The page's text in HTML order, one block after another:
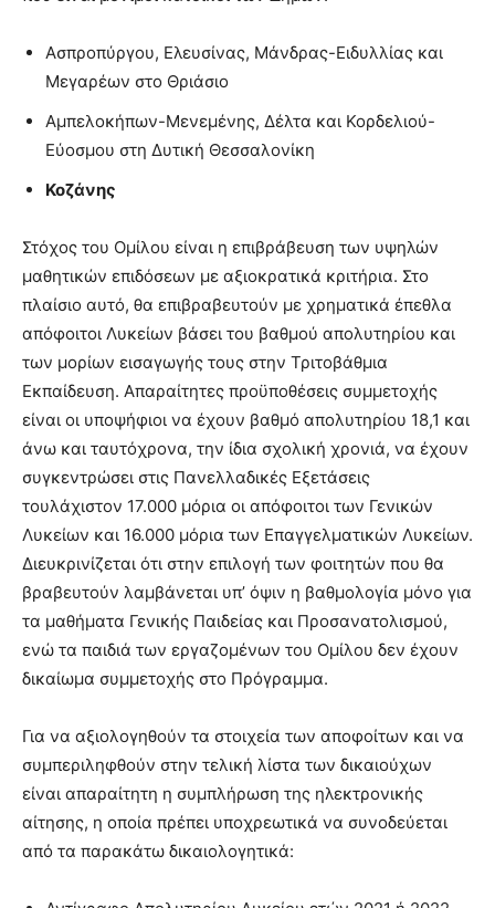
Ασπροπύργου, Ελευσίνας, Μάνδρας-Ειδυλλίας και
Μεγαρέων στο Θριάσιο
Αμπελοκήπων-Μενεμένης, Δέλτα και Κορδελιού-
Εύοσμου στη Δυτική Θεσσαλονίκη
Κοζάνης
Στόχος του Ομίλου είναι η επιβράβευση των υψηλών
μαθητικών επιδόσεων με αξιοκρατικά κριτήρια. Στο
πλαίσιο αυτό, θα επιβραβευτούν με χρηματικά έπεθλα
απόφοιτοι Λυκείων βάσει του βαθμού απολυτηρίου και
των μορίων εισαγωγής τους στην Τριτοβάθμια
Εκπαίδευση. Απαραίτητες προϋποθέσεις συμμετοχής
είναι οι υποψήφιοι να έχουν βαθμό απολυτηρίου 18,1 και
άνω και ταυτόχρονα, την ίδια σχολική χρονιά, να έχουν
συγκεντρώσει στις Πανελλαδικές Εξετάσεις
τουλάχιστον 17.000 μόρια οι απόφοιτοι των Γενικών
Λυκείων και 16.000 μόρια των Επαγγελματικών Λυκείων.
Διευκρινίζεται ότι στην επιλογή των φοιτητών που θα
βραβευτούν λαμβάνεται υπ’ όψιν η βαθμολογία μόνο για
τα μαθήματα Γενικής Παιδείας και Προσανατολισμού,
ενώ τα παιδιά των εργαζομένων του Ομίλου δεν έχουν
δικαίωμα συμμετοχής στο Πρόγραμμα.
Για να αξιολογηθούν τα στοιχεία των αποφοίτων και να
συμπεριληφθούν στην τελική λίστα των δικαιούχων
είναι απαραίτητη η συμπλήρωση της ηλεκτρονικής
αίτησης, η οποία πρέπει υποχρεωτικά να συνοδεύεται
από τα παρακάτω δικαιολογητικά: